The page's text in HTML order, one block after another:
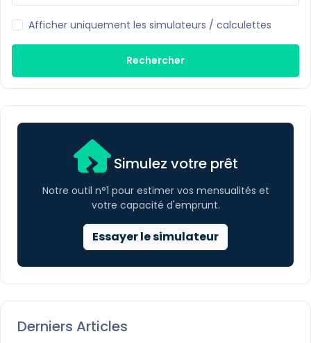
Afficher uniquement les simulateurs / calculettes
Rechercher
Simulez votre prêt
Notre outil n°1 pour estimer vos mensualités et
votre capacité d'emprunt.
Essayer le simulateur
Derniers Articles